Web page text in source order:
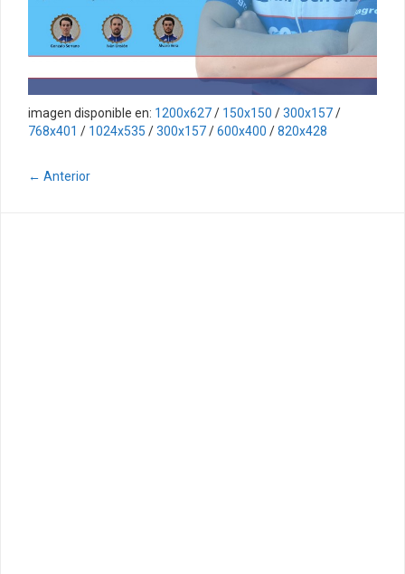
imagen disponible en: 1200x627/ 150x150 /300x157/
768x401 / 1024x535 /300x157/600x400 /820x428
← Anterior